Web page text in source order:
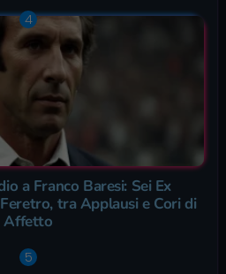
a Franco Baresi: Sei Ex
tra Applausi e Cori di
Affetto